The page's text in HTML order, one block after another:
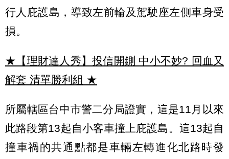
行人庇護島，導致左前輪及駕駛座左側車身受
損。
★【理財達人秀】投信開鍘 中小不妙? 回血又
解套 清單勝利組 ★
所屬轄區台中市警二分局證實，這是11月以來
此路段第13起自小客車撞上庇護島。這13起自
撞車禍的共通點都是車輛左轉進化北路時發